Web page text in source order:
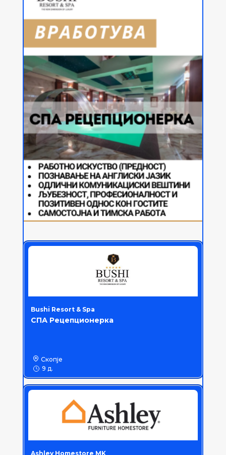
Bushi Resort & Spa
СПА Рецепционерка
Скопје
9 д.
Ashley Homestore MK